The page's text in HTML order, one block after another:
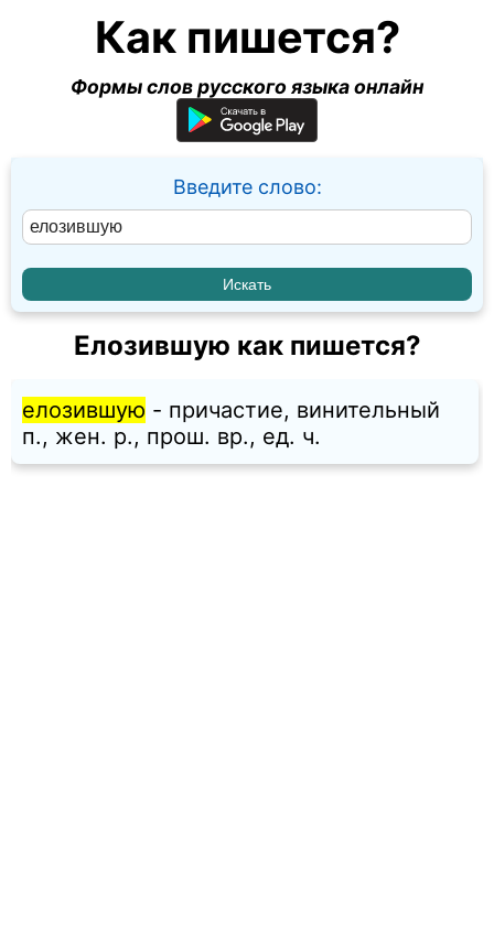
Как пишется?
Формы слов русского языка онлайн
Введите слово:
Елозившую как пишется?
елозившую - причастие, винительный
п., жен. p., прош. вр., ед. ч.